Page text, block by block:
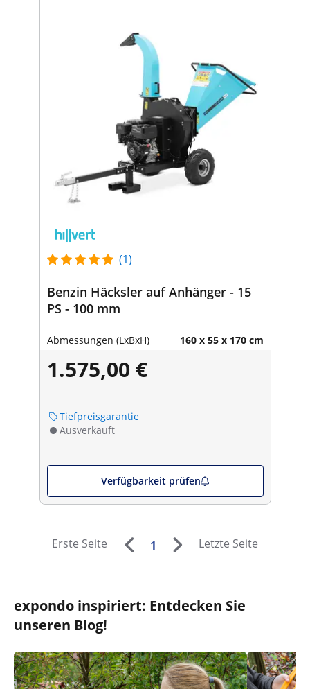
(1)
Benzin Häcksler auf Anhänger - 15
PS - 100 mm
Abmessungen (LxBxH) 160 x 55 x 170 cm
1.575,00 €
Tiefpreisgarantie
Ausverkauft
Verfügbarkeit prüfen
Erste Seite 1 Letzte Seite
expondo inspiriert: Entdecken Sie
unseren Blog!